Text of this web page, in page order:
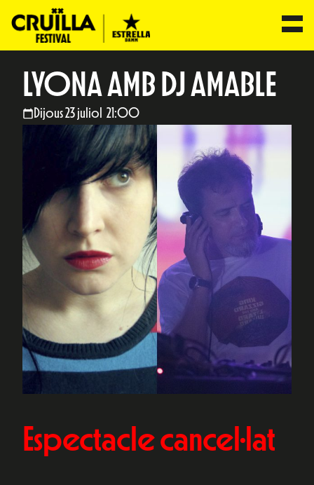
LYONA AMB DJ AMABLE
Dijous 23 juliol 21:00
Espectacle cancel·lat